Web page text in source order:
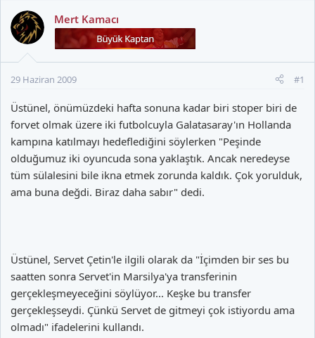
ş
l
a
a
ç
t
a
r
i
Mert Kamacı
29 Haziran 2009 #1
Üstünel, önümüzdeki hafta sonuna kadar biri stoper biri de
forvet olmak üzere iki futbolcuyla Galatasaray'ın Hollanda
kampına katılmayı hedeflediğini söylerken "Peşinde
olduğumuz iki oyuncuda sona yaklaştık. Ancak neredeyse
tüm sülalesini bile ikna etmek zorunda kaldık. Çok yorulduk,
ama buna değdi. Biraz daha sabır" dedi.
Üstünel, Servet Çetin'le ilgili olarak da "İçimden bir ses bu
saatten sonra Servet'in Marsilya'ya transferinin
gerçekleşmeyeceğini söylüyor... Keşke bu transfer
gerçekleşseydi. Çünkü Servet de gitmeyi çok istiyordu ama
olmadı" ifadelerini kullandı.